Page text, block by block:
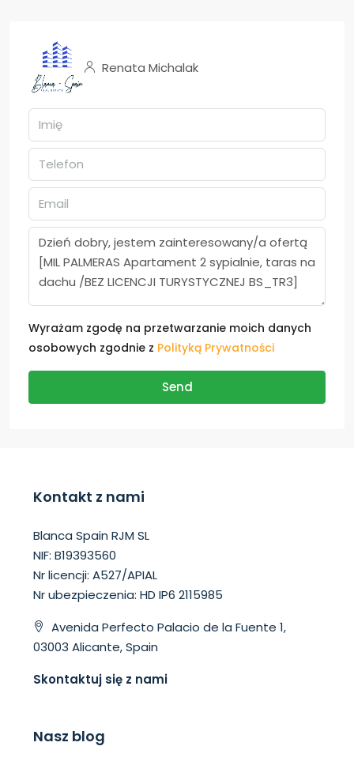
Renata Michalak
Wyrażam zgodę na przetwarzanie moich danych
osobowych zgodnie z Polityką Prywatności
Send
Kontakt z nami
Blanca Spain RJM SL
NIF: B19393560
Nr licencji: A527/APIAL
Nr ubezpieczenia: HD IP6 2115985
Avenida Perfecto Palacio de la Fuente 1,
03003 Alicante, Spain
Skontaktuj się z nami
Nasz blog